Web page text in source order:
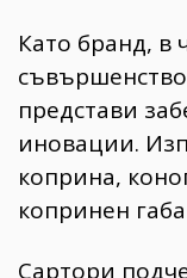
​Като бранд, в
представи
иновации.
коприна,
копринен
​Сартори